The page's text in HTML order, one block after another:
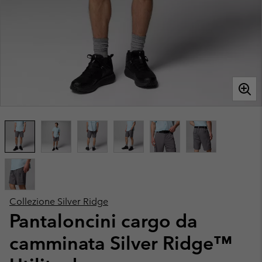
Collezione Silver Ridge
Pantaloncini cargo da
camminata Silver Ridge™